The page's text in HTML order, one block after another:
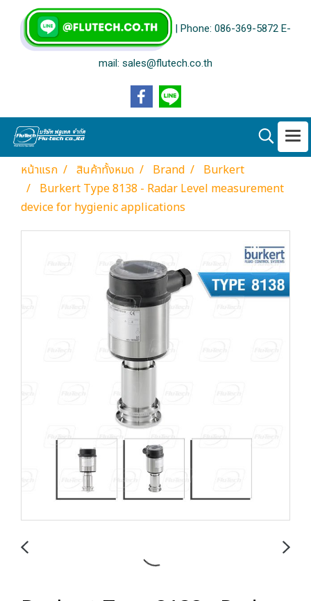
| Phone: 086-369-5872 E-
mail: sales@flutech.co.th
หน้าแรก สินค้าทั้งหมด Brand
Burkert
Burkert Type 8138 - Radar Level measurement
device for hygienic applications